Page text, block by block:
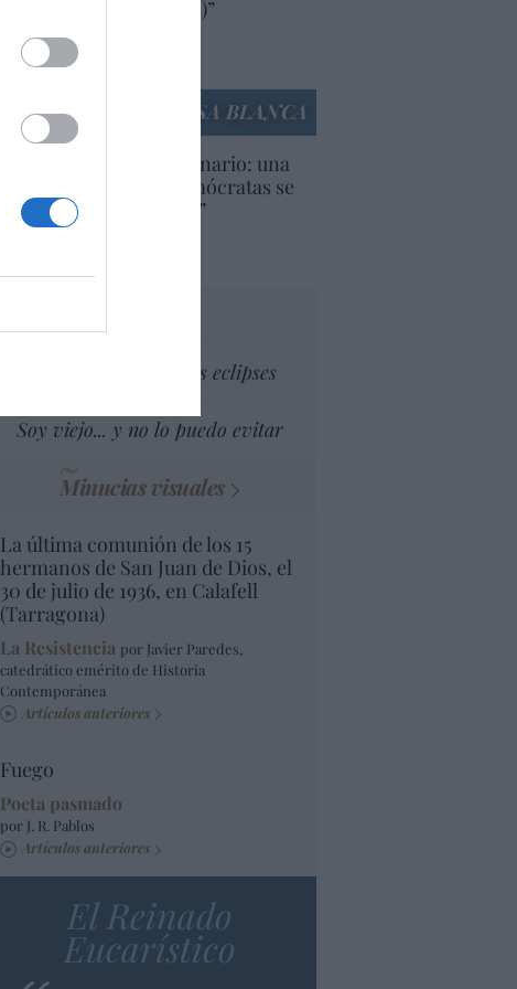
americanas (y europeas)”
por Ana Sánchez Arjona
Artículos anteriores
LA CASA BLANCA
EEUU. Inquietante escenario: una
tercera parte de los demócratas se
define como “socialista”
Dios es el señor de los eclipses
Soy viejo... y no lo puedo evitar
Minucias visuales
La última comunión de los 15
hermanos de San Juan de Dios, el
30 de julio de 1936, en Calafell
(Tarragona)
La Resistencia por Javier Paredes,
catedrático emérito de Historia
Contemporánea
Artículos anteriores
Fuego
Poeta pasmado
por J. R. Pablos
Artículos anteriores
El Reinado
Eucarístico